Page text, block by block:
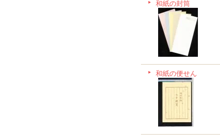
和紙の封筒
和紙の便せん